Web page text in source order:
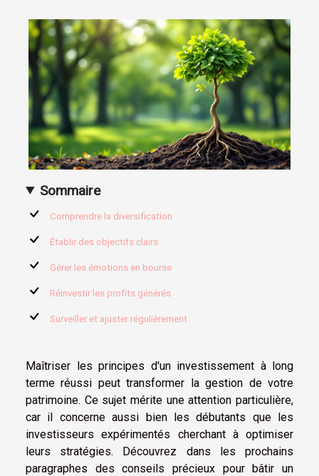
Sommaire
Comprendre la diversification
Établir des objectifs clairs
Gérer les émotions en bourse
Réinvestir les profits générés
Surveiller et ajuster régulièrement
Maîtriser les principes d'un investissement à long
terme réussi peut transformer la gestion de votre
patrimoine. Ce sujet mérite une attention particulière,
car il concerne aussi bien les débutants que les
investisseurs expérimentés cherchant à optimiser
leurs stratégies. Découvrez dans les prochains
paragraphes des conseils précieux pour bâtir un